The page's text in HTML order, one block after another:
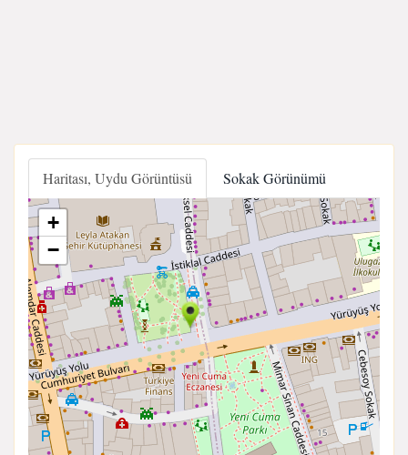
Haritası, Uydu Görüntüsü Sokak Görünümü
+
−